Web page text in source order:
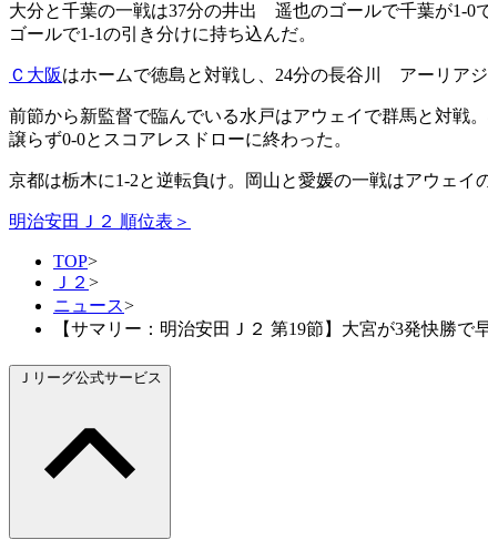
大分と千葉の一戦は37分の井出 遥也のゴールで千葉が1-0
ゴールで1-1の引き分けに持ち込んだ。
Ｃ大阪はホームで徳島と対戦し、24分の長谷川 アーリア
前節から新監督で臨んでいる水戸はアウェイで群馬と対戦
譲らず0-0とスコアレスドローに終わった。
京都は栃木に1-2と逆転負け。岡山と愛媛の一戦はアウェイ
明治安田Ｊ２ 順位表＞
TOP>
Ｊ２ >
ニュース>
【サマリー：明治安田Ｊ２ 第19節】大宮が3発快勝
Ｊリーグ公式サービス